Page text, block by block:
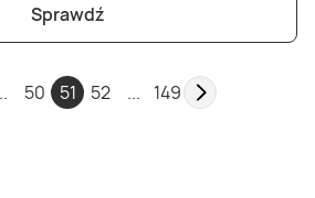
Sprawdź
50 51 52 ... 149